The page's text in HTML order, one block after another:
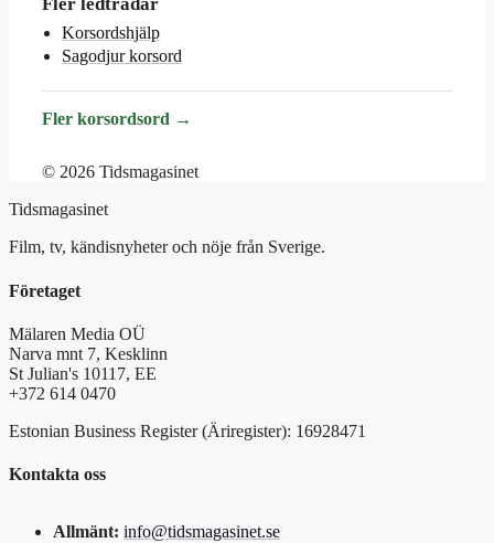
Korsordshjälp
Sagodjur korsord
Fler korsordsord →
© 2026 Tidsmagasinet
Tidsmagasinet
Film, tv, kändisnyheter och nöje från Sverige.
Företaget
Mälaren Media OÜ
Narva mnt 7, Kesklinn
St Julian's 10117, EE
+372 614 0470
Estonian Business Register (Äriregister): 16928471
Kontakta oss
Allmänt: info@tidsmagasinet.se